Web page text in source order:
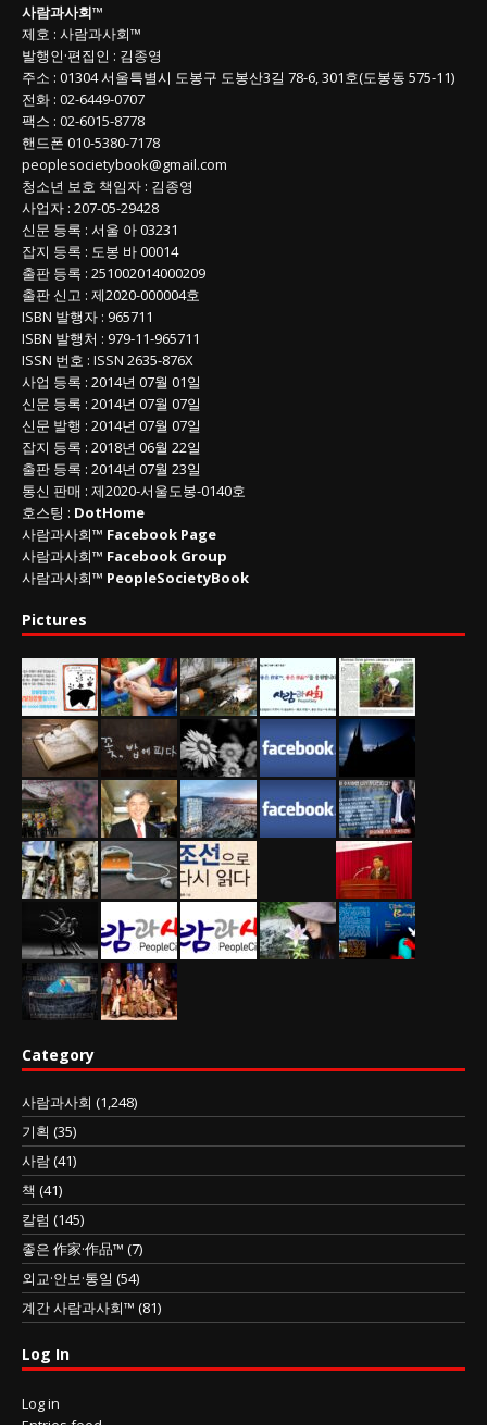
목
록
사람과사회™
제호 : 사람과사회™
발행인·편집인 : 김종영
주소 : 01304서울특별시 도봉구 도봉산3길 78-6, 301호(도봉동 575-11)
전화 : 02-6449-0707
팩스 : 02-6015-8778
핸드폰 010-5380-7178
peoplesocietybook@gmail.com
청소년 보호 책임자 : 김종영
사업자 : 207-05-29428
신문 등록 : 서울 아 03231
잡지 등록 : 도봉 바 00014
출판 등록 : 251002014000209
출판 신고 : 제2020-000004호
ISBN 발행자 : 965711
ISBN 발행처 : 979-11-965711
ISSN 번호 : ISSN 2635-876X
사업 등록 : 2014년 07월 01일
신문 등록 : 2014년 07월 07일
신문 발행 : 2014년 07월 07일
잡지 등록 : 2018년 06월 22일
출판 등록 : 2014년 07월 23일
통신 판매 : 제2020-서울도봉-0140호
호스팅 : DotHome
사람과사회™ Facebook Page
사람과사회™ Facebook Group
사람과사회™ PeopleSocietyBook
Pictures
Category
사람과사회 (1,248)
기획 (35)
사람(41)
책 (41)
칼럼 (145)
좋은 作家·作品™ (7)
외교·안보·통일 (54)
계간 사람과사회™ (81)
Log In
Log in